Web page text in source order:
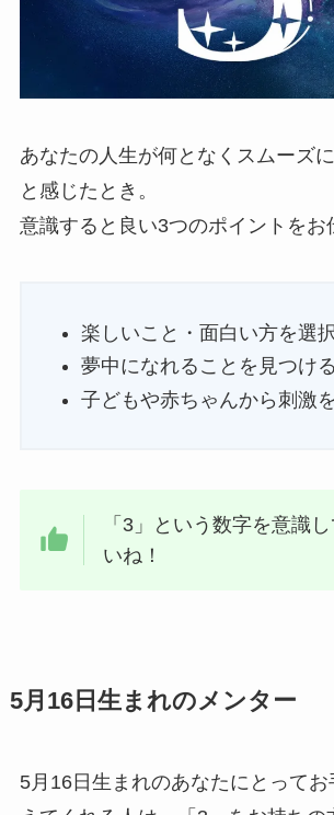
あなたの人生が何となくスムーズ
と感じたとき。
意識すると良い3つのポイントをお
楽しいこと・面白い方を選
夢中になれることを見つけ
子どもや赤ちゃんから刺激
「3」という数字を意識
いね！
5月16日生まれのメンター
5月16日生まれのあなたにとって